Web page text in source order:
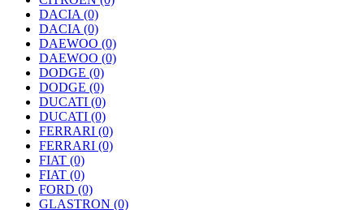
DACIA (0)
DACIA (0)
DAEWOO (0)
DAEWOO (0)
DODGE (0)
DODGE (0)
DUCATI (0)
DUCATI (0)
FERRARI (0)
FERRARI (0)
FIAT (0)
FIAT (0)
FORD (0)
GLASTRON (0)